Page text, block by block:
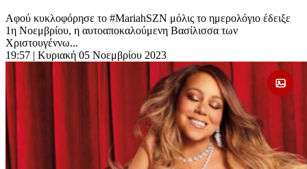
Αφού κυκλοφόρησε το #MariahSZN μόλις το ημερολόγιο έδειξε
1η Νοεμβρίου, η αυτοαποκαλούμενη Βασίλισσα των
Χριστουγέννω...
19:57 | Κυριακή 05 Νοεμβρίου 2023